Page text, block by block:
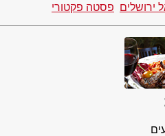
ירושלים פסטה פקטורי